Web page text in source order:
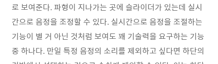
로 보여준다. 파형이 지나가는 곳에 슬라이더가 있는데 실시
간으로 음정을 조정할 수 있다. 실시간으로 음정을 조절하는
기능이 별 거 아닌 것처럼 보여도 꽤 기술력을 요구하는 기능
중 하나다. 만일 특정 음정의 소리를 제외하고 싶다면 하단의